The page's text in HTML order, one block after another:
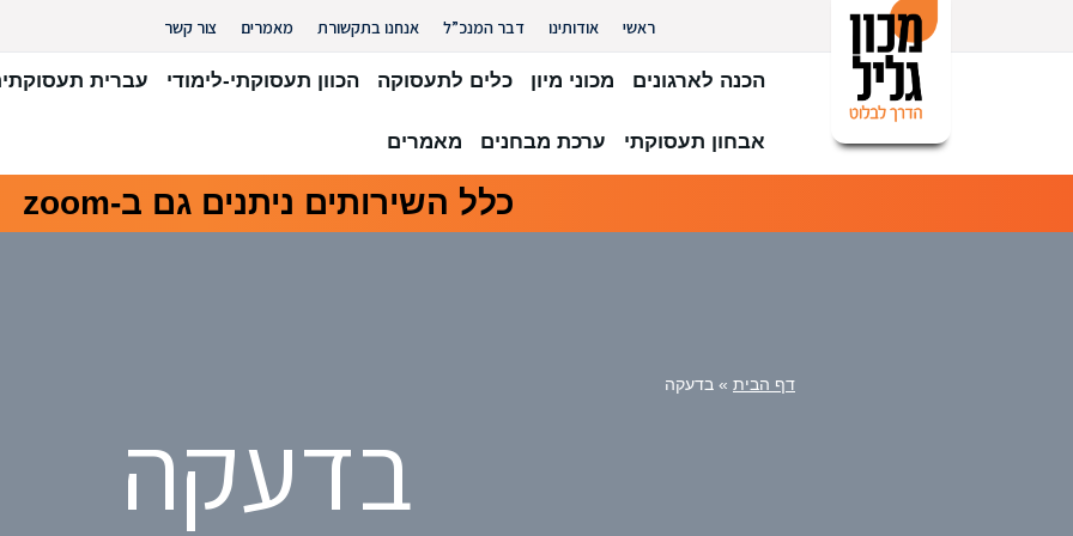
ראשי אודותינו דבר המנכ”ל אנחנו בתקשורת מאמרים צור קשר
הכנה לארגונים מכוני מיון כלים לתעסוקה הכוון תעסוקתי-לימודי עברית
אבחון תעסוקתי ערכת מבחנים מאמרים
כלל השירותים ניתנים גם ב-zoom
דף הבית » בדעקה
בדעקה